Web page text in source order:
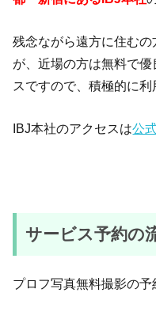
残念ながら遠方に住む
が、近場の方は無料で
スですので、積極的に利
IBJ本社のアクセスは公
サービス予約の
プロフ写真無料撮影の予